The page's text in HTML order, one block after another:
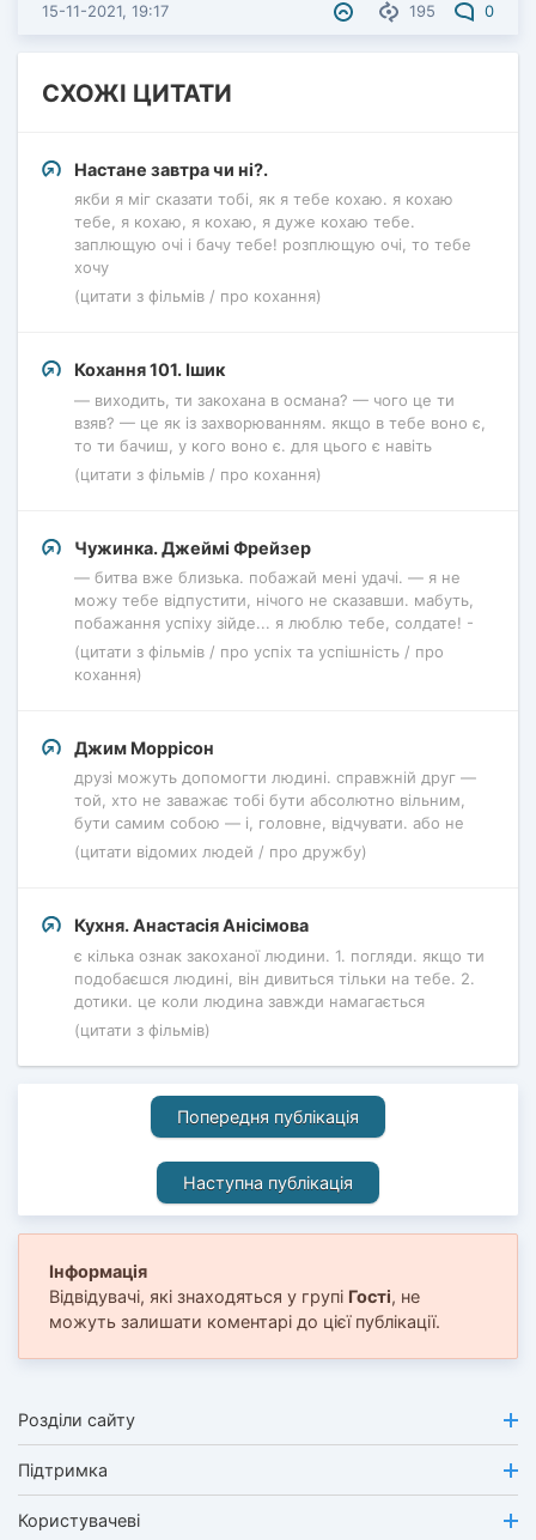
195 0
15-11-2021, 19:17
СХОЖІ ЦИТАТИ
Настане завтра чи ні?.
якби я міг сказати тобі, як я тебе кохаю. я кохаю
тебе, я кохаю, я кохаю, я дуже кохаю тебе.
заплющую очі і бачу тебе! розплющую очі, то тебе
хочу
(цитати з фільмів / про кохання)
Кохання 101. Ішик
— виходить, ти закохана в османа? — чого це ти
взяв? — це як із захворюванням. якщо в тебе воно є,
то ти бачиш, у кого воно є. для цього є навіть
(цитати з фільмів / про кохання)
Чужинка. Джеймі Фрейзер
— битва вже близька. побажай мені удачі. — я не
можу тебе відпустити, нічого не сказавши. мабуть,
побажання успіху зійде... я люблю тебе, солдате! -
(цитати з фільмів / про успіх та успішність / про
кохання)
Джим Моррісон
друзі можуть допомогти людині. справжній друг —
той, хто не заважає тобі бути абсолютно вільним,
бути самим собою — і, головне, відчувати. або не
(цитати відомих людей / про дружбу)
Кухня. Анастасія Анісімова
є кілька ознак закоханої людини. 1. погляди. якщо ти
подобаєшся людині, він дивиться тільки на тебе. 2.
дотики. це коли людина завжди намагається
(цитати з фільмів)
Попередня публікація
Наступна публікація
Інформація
Відвідувачі, які знаходяться у групі Гості, не
можуть залишати коментарі до цієї публікації.
Розділи сайту
Підтримка
Користувачеві